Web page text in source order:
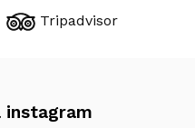
LundTripadvisor
instagram